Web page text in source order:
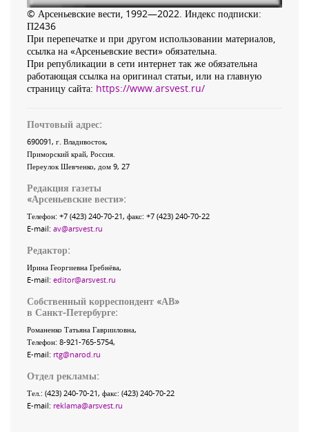
© Арсеньевские вести, 1992—2022. Индекс подписки:
П2436
При перепечатке и при другом использовании материалов,
ссылка на «Арсеньевские вести» обязательна.
При републикации в сети интернет так же обязательна
работающая ссылка на оригинал статьи, или на главную
страницу сайта: https://www.arsvest.ru/
Почтовый адрес:
690091, г. Владивосток,
Приморский край, Россия
Переулок Шевченко, дом 9, 27
Редакция газеты
«Арсеньевские вести»:
Телефон: +7 (423) 240-70-21, факс: +7 (423) 240-70-22
E-mail: av@arsvest.ru
Редактор:
Ирина Георгиевна Гребнёва,
E-mail: editor@arsvest.ru
Собственный корреспондент «АВ»
в Санкт-Петербурге:
Романенко Татьяна Гаврииловна,
Телефон: 8-921-765-5754,
E-mail: rtg@narod.ru
Отдел рекламы:
Тел.: (423) 240-70-21, факс: (423) 240-70-22
E-mail: reklama@arsvest.ru